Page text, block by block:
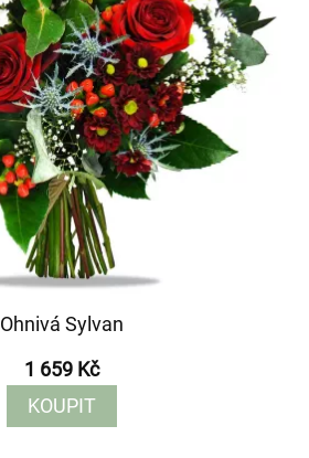
Ohnivá Sylvan
1 659 Kč
KOUPIT